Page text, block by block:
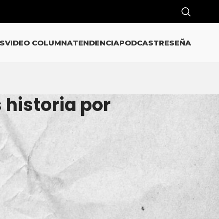
VIDEO COLUMNATENDENCIAPODCASTRESEÑA
historia por